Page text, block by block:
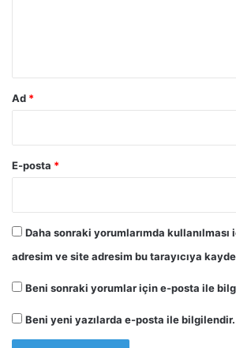
Ad *
E-posta *
Daha sonraki yorumlarımda kullanılması
adresim ve site adresim bu tarayıcıya
Beni sonraki yorumlar için e-posta ile
Beni yeni yazılarda e-posta ile bilgilendir.